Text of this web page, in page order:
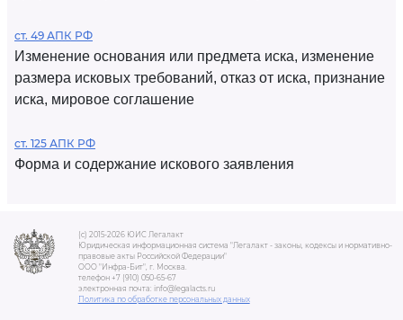
ст. 49 АПК РФ
Изменение основания или предмета иска, изменение
размера исковых требований, отказ от иска, признание
иска, мировое соглашение
ст. 125 АПК РФ
Форма и содержание искового заявления
(c) 2015-2026 ЮИС Легалакт
Юридическая информационная система "Легалакт - законы, кодексы и нормативно-
правовые акты Российской Федерации"
ООО "Инфра-Бит", г. Москва.
телефон +7 (910) 050-65-67
электронная почта: info@legalacts.ru
Политика по обработке персональных данных